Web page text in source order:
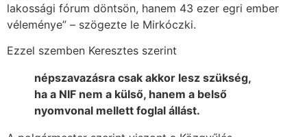
lakossági fórum döntsön, hanem 43 ezer egri ember
véleménye” – szögezte le Mirkóczki.
Ezzel szemben Keresztes szerint
népszavazásra csak akkor lesz szükség,
ha a NIF nem a külső, hanem a belső
nyomvonal mellett foglal állást.